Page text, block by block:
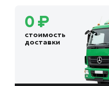
0 ₽
стоимость
доставки